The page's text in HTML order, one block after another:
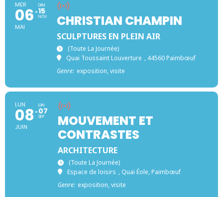
MER
06
MAI
DIM
15
NOV CHRISTIAN CHAMPIN
SCULPTURES EN PLEIN AIR
(toute La Journée)
Quai Toussaint Louverture , 44560 Paimbœuf
Genre: exposition, visite
LUN
08
JUIN
LUN
07
SEP
MOUVEMENT ET
CONTRASTES
ARCHITECTURE
(toute La Journée)
Espace de loisirs , Quai Éole, Paimbœuf
Genre: exposition, visite